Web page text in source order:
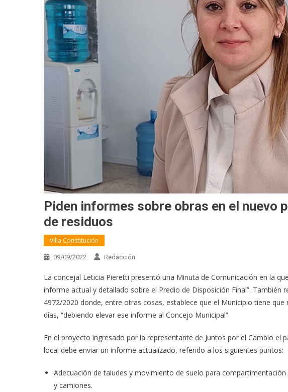
Piden informes sobre obras en el nuevo
de residuos
Villa Constitución
09/09/2022 Redacción
La concejal Leticia Pieretti presentó una Minuta de Comunicación en la
informe actual y detallado sobre el Predio de Disposición Final”. También
4972/2020 donde, entre otras cosas, establece que el Municipio tiene
días, “debiendo elevar ese informe al Concejo Municipal”.
En el proyecto ingresado por la representante de Juntos por el Cambio el
local debe enviar un informe actualizado, referido a los siguientes puntos:
Adecuación de taludes y movimiento de suelo para
y camiones.